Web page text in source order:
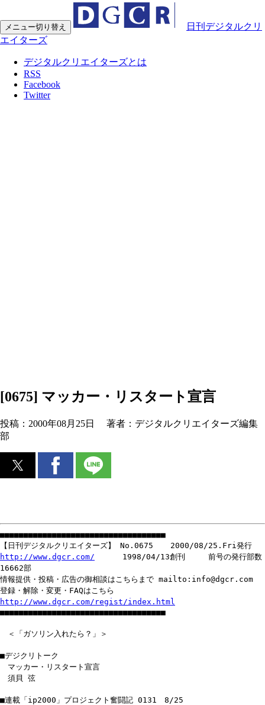
メニュー切り替え
日刊デジタルクリ
エイターズ
デジタルクリエイターズとは
RSS
Facebook
Twitter
[0675] マッカー・リスタート宣言
投稿： 2000年08月25日 著者： デジタルクリエイターズ編集
部
■■■■■■■■■■■■■■■■■■■■■■■■■■■■■■■■■■■
【日刊デジタルクリエイターズ】 No.0675 2000/08/25.Fri発行
http://www.dgcr.com/ 1998/04/13創刊 前号の発行部数
16662部
情報提供・投稿・広告の御相談はこちらまで mailto:info@dgcr.com
登録・解除・変更・FAQはこちら
http://www.dgcr.com/regist/index.html
■■■■■■■■■■■■■■■■■■■■■■■■■■■■■■■■■■■
＜「ガソリン入れたら？」＞
■デジクリトーク
マッカー・リスタート宣言
須貝 弦
■連載「ip2000」プロジェクト奮闘記 0131 8/25